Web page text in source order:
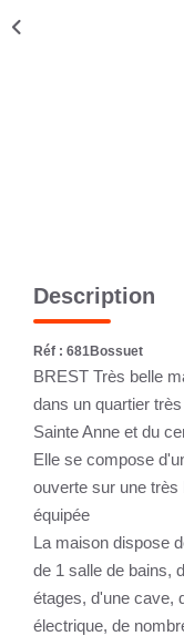
Description
Réf : 681Bossuet
BREST Très belle
dans un quartier
Sainte Anne et du
Elle se compose
ouverte sur une très
équipée
La maison dispose
de 1 salle de bains,
étages, d'une cave,
électrique, de